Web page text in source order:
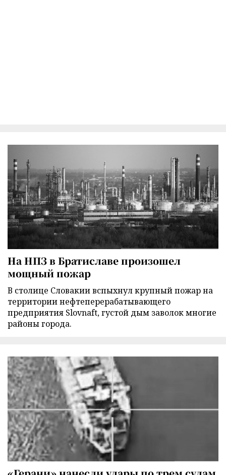
На НПЗ в Братиславе произошел
мощный пожар
В столице Словакии вспыхнул крупный пожар на
территории нефтеперерабатывающего
предприятия Slovnaft, густой дым заволок многие
районы города.